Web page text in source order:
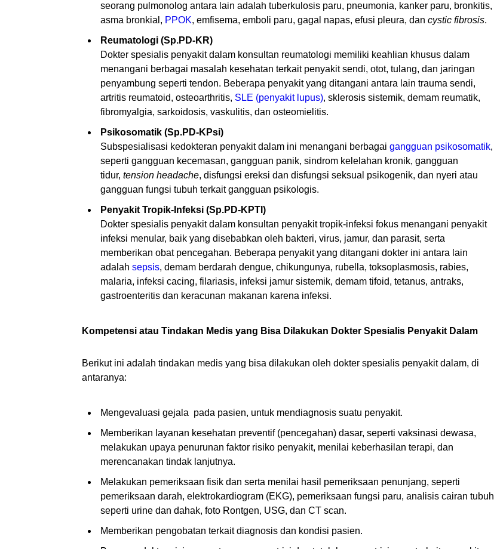
seorang pulmonolog antara lain adalah tuberkulosis paru, pneumonia, kanker paru, bronkitis,
asma bronkial, PPOK, emfisema, emboli paru, gagal napas, efusi pleura, dan cystic fibrosis.
Reumatologi (Sp.PD-KR)
Dokter spesialis penyakit dalam konsultan reumatologi memiliki keahlian khusus dalam
menangani berbagai masalah kesehatan terkait penyakit sendi, otot, tulang, dan jaringan
penyambung seperti tendon. Beberapa penyakit yang ditangani antara lain trauma sendi,
artritis reumatoid, osteoarthritis, SLE (penyakit lupus), sklerosis sistemik, demam reumatik,
fibromyalgia, sarkoidosis, vaskulitis, dan osteomielitis.
Psikosomatik (Sp.PD-KPsi)
Subspesialisasi kedokteran penyakit dalam ini menangani berbagai gangguan psikosomatik,
seperti gangguan kecemasan, gangguan panik, sindrom kelelahan kronik, gangguan
tidur, tension headache, disfungsi ereksi dan disfungsi seksual psikogenik, dan nyeri atau
gangguan fungsi tubuh terkait gangguan psikologis.
Penyakit Tropik-Infeksi (Sp.PD-KPTI)
Dokter spesialis penyakit dalam konsultan penyakit tropik-infeksi fokus menangani penyakit
infeksi menular, baik yang disebabkan oleh bakteri, virus, jamur, dan parasit, serta
memberikan obat pencegahan. Beberapa penyakit yang ditangani dokter ini antara lain
adalah sepsis, demam berdarah dengue, chikungunya, rubella, toksoplasmosis, rabies,
malaria, infeksi cacing, filariasis, infeksi jamur sistemik, demam tifoid, tetanus, antraks,
gastroenteritis dan keracunan makanan karena infeksi.
Kompetensi atau Tindakan Medis yang Bisa Dilakukan Dokter Spesialis Penyakit Dalam
Berikut ini adalah tindakan medis yang bisa dilakukan oleh dokter spesialis penyakit dalam, di
antaranya:
Mengevaluasi gejala pada pasien, untuk mendiagnosis suatu penyakit.
Memberikan layanan kesehatan preventif (pencegahan) dasar, seperti vaksinasi dewasa,
melakukan upaya penurunan faktor risiko penyakit, menilai keberhasilan terapi, dan
merencanakan tindak lanjutnya.
Melakukan pemeriksaan fisik dan serta menilai hasil pemeriksaan penunjang, seperti
pemeriksaan darah, elektrokardiogram (EKG), pemeriksaan fungsi paru, analisis cairan tubuh
seperti urine dan dahak, foto Rontgen, USG, dan CT scan.
Memberikan pengobatan terkait diagnosis dan kondisi pasien.